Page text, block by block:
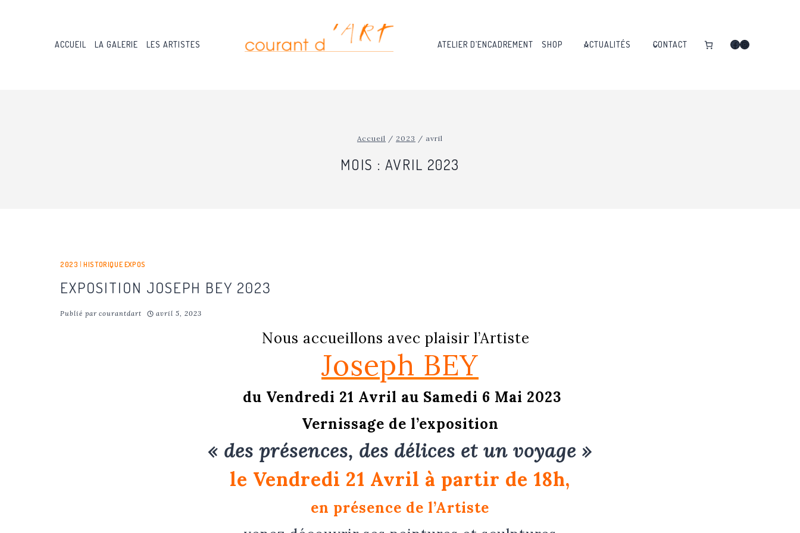
ACCUEIL LA GALERIE LES ARTISTES ATELIER D’ENCADREMENT SHOP ACTUALITÉS CONTACT Facebook
Instagram
Accueil / 2023 / avril
MOIS : AVRIL 2023
2023 |HISTORIQUE EXPOS
EXPOSITION JOSEPH BEY 2023
Publié par courantdart avril 5, 2023
Nous accueillons avec plaisir l’Artiste
Joseph BEY
du Vendredi 21 Avril au Samedi 6 Mai 2023
Vernissage de l’exposition
« des présences, des délices et un voyage »
le Vendredi 21 Avril à partir de 18h,
en présence de l’Artiste